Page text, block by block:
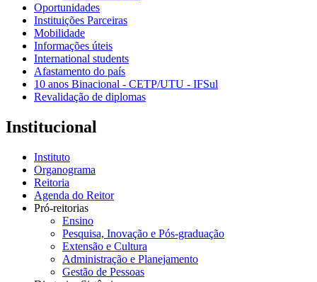
Oportunidades
Instituições Parceiras
Mobilidade
Informações úteis
International students
Afastamento do país
10 anos Binacional - CETP/UTU - IFSul
Revalidação de diplomas
Institucional
Instituto
Organograma
Reitoria
Agenda do Reitor
Pró-reitorias
Ensino
Pesquisa, Inovação e Pós-graduação
Extensão e Cultura
Administração e Planejamento
Gestão de Pessoas